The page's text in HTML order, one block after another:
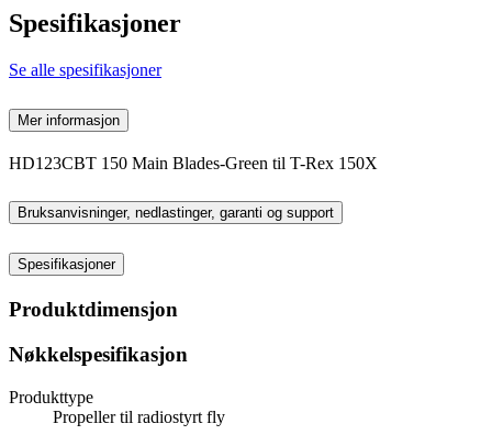
Spesifikasjoner
Se alle spesifikasjoner
Mer informasjon
HD123CBT 150 Main Blades-Green til T-Rex 150X
Bruksanvisninger, nedlastinger, garanti og support
Spesifikasjoner
Produktdimensjon
Nøkkelspesifikasjon
Produkttype
Propeller til radiostyrt fly